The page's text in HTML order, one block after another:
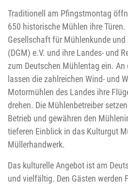
Traditionell am Pfingstmontag
650 historische Mühlen ihre Türen.
Gesellschaft für Mühlenkunde
(DGM) e.V. und ihre Landes- und
zum Deutschen Mühlentag ein. An
lassen die zahlreichen Wind- und
Motormühlen des Landes ihre
drehen. Die Mühlenbetreiber
Betrieb und gewähren den
tieferen Einblick in das Kulturgut
Müllerhandwerk.
Das kulturelle Angebot ist am
und vielfältig. Den Gästen werden